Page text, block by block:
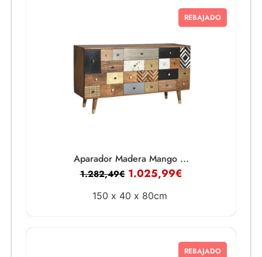
REBAJADO
Aparador Madera Mango ...
1.282,49€ 1.025,99€
150 x 40 x 80cm
REBAJADO